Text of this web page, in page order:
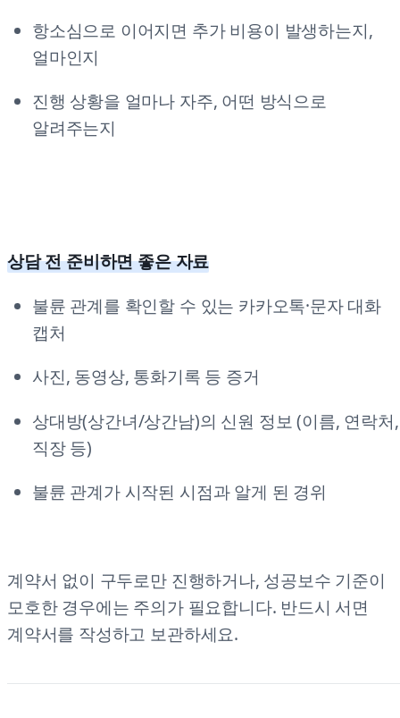
항소심으로 이어지면 추가 비용이 발생하는지,
얼마인지
진행 상황을 얼마나 자주, 어떤 방식으로
알려주는지
상담 전 준비하면 좋은 자료
불륜 관계를 확인할 수 있는 카카오톡·문자 대화
캡처
사진, 동영상, 통화기록 등 증거
상대방(상간녀/상간남)의 신원 정보 (이름, 연락처,
직장 등)
불륜 관계가 시작된 시점과 알게 된 경위
계약서 없이 구두로만 진행하거나, 성공보수 기준이
모호한 경우에는 주의가 필요합니다. 반드시 서면
계약서를 작성하고 보관하세요.